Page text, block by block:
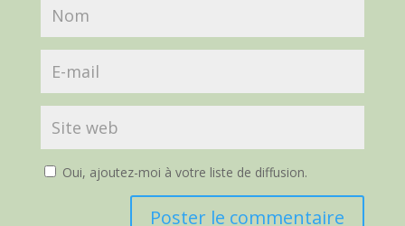
Oui, ajoutez-moi à votre liste de diffusion.